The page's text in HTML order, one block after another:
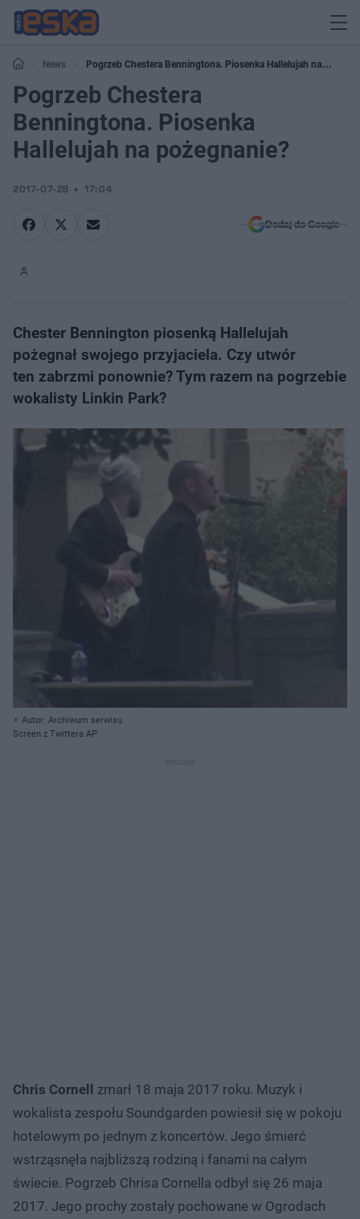
News
Pogrzeb Chestera Benningtona. Piosenka Hallelujah na
pożegnanie?
Pogrzeb Chestera
Benningtona. Piosenka
Hallelujah na pożegnanie?
2017-07-28 17:04
Dodaj do Google
Chester Bennington piosenką Hallelujah
pożegnał swojego przyjaciela. Czy utwór
ten zabrzmi ponownie? Tym razem na pogrzebie
wokalisty Linkin Park?
Autor: Archiwum serwisu
Screen z Twittera AP
Chris Cornell zmarł 18 maja 2017 roku. Muzyk i
wokalista zespołu Soundgarden powiesił się w pokoju
hotelowym po jednym z koncertów. Jego śmierć
wstrząsnęła najbliższą rodziną i fanami na całym
świecie. Pogrzeb Chrisa Cornella odbył się 26 maja
2017. Jego prochy zostały pochowane w Ogrodach